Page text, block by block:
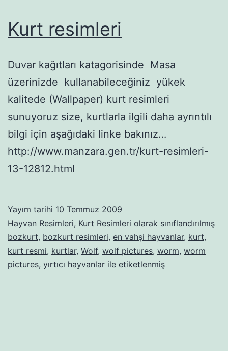
Kurt resimleri
Duvar kağıtları katagorisinde Masa
üzerinizde kullanabileceğiniz yükek
kalitede (Wallpaper) kurt resimleri
sunuyoruz size, kurtlarla ilgili daha ayrıntılı
bilgi için aşağıdaki linke bakınız…
http://www.manzara.gen.tr/kurt-resimleri-
13-12812.html
Yayım tarihi 10 Temmuz 2009
Hayvan Resimleri, Kurt Resimleri olarak sınıflandırılmış
bozkurt, bozkurt resimleri, en vahşi hayvanlar, kurt,
kurt resmi, kurtlar, Wolf, wolf pictures, worm, worm
pictures, yırtıcı hayvanlar ile etiketlenmiş